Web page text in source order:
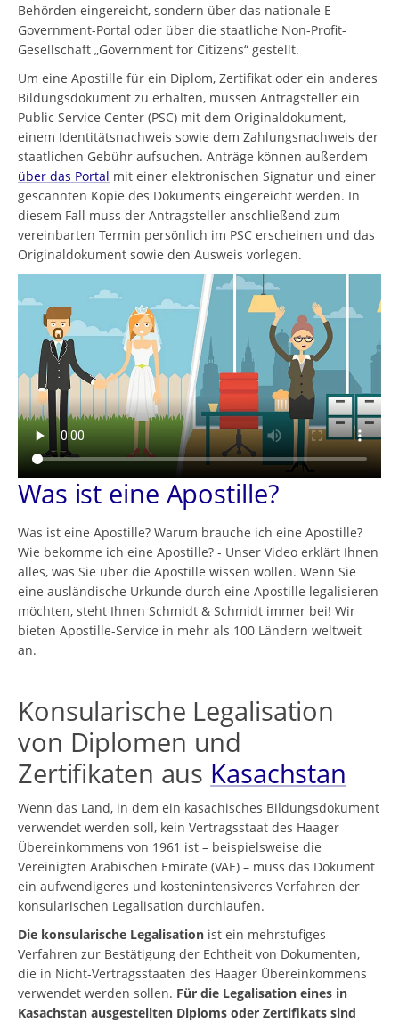
Behörden eingereicht, sondern über das nationale E-
Government-Portal oder über die staatliche Non-Profit-
Gesellschaft „Government for Citizens“ gestellt.
Um eine Apostille für ein Diplom, Zertifikat oder ein anderes
Bildungsdokument zu erhalten, müssen Antragsteller ein
Public Service Center (PSC) mit dem Originaldokument,
einem Identitätsnachweis sowie dem Zahlungsnachweis der
staatlichen Gebühr aufsuchen. Anträge können außerdem
über das Portal mit einer elektronischen Signatur und einer
gescannten Kopie des Dokuments eingereicht werden. In
diesem Fall muss der Antragsteller anschließend zum
vereinbarten Termin persönlich im PSC erscheinen und das
Originaldokument sowie den Ausweis vorlegen.
Was ist eine Apostille?
Was ist eine Apostille? Warum brauche ich eine Apostille?
Wie bekomme ich eine Apostille? - Unser Video erklärt Ihnen
alles, was Sie über die Apostille wissen wollen. Wenn Sie
eine ausländische Urkunde durch eine Apostille legalisieren
möchten, steht Ihnen Schmidt & Schmidt immer bei! Wir
bieten Apostille-Service in mehr als 100 Ländern weltweit
an.
Konsularische Legalisation
von Diplomen und
Zertifikaten aus Kasachstan
Wenn das Land, in dem ein kasachisches Bildungsdokument
verwendet werden soll, kein Vertragsstaat des Haager
Übereinkommens von 1961 ist – beispielsweise die
Vereinigten Arabischen Emirate (VAE) – muss das Dokument
ein aufwendigeres und kostenintensiveres Verfahren der
konsularischen Legalisation durchlaufen.
Die konsularische Legalisation ist ein mehrstufiges
Verfahren zur Bestätigung der Echtheit von Dokumenten,
die in Nicht-Vertragsstaaten des Haager Übereinkommens
verwendet werden sollen. Für die Legalisation eines in
Kasachstan ausgestellten Diploms oder Zertifikats sind